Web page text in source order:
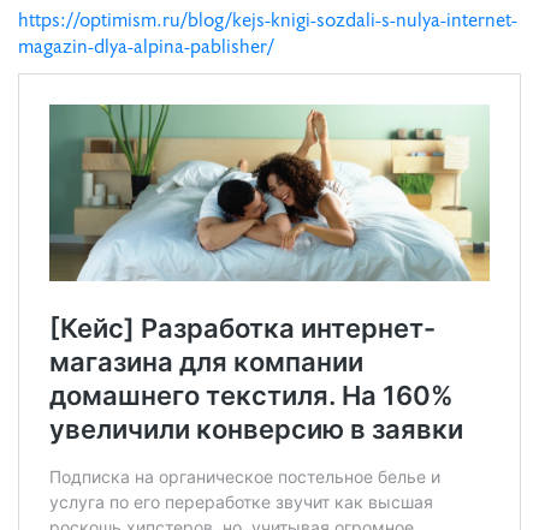
https://optimism.ru/blog/kejs-knigi-sozdali-s-nulya-internet-
magazin-dlya-alpina-pablisher/